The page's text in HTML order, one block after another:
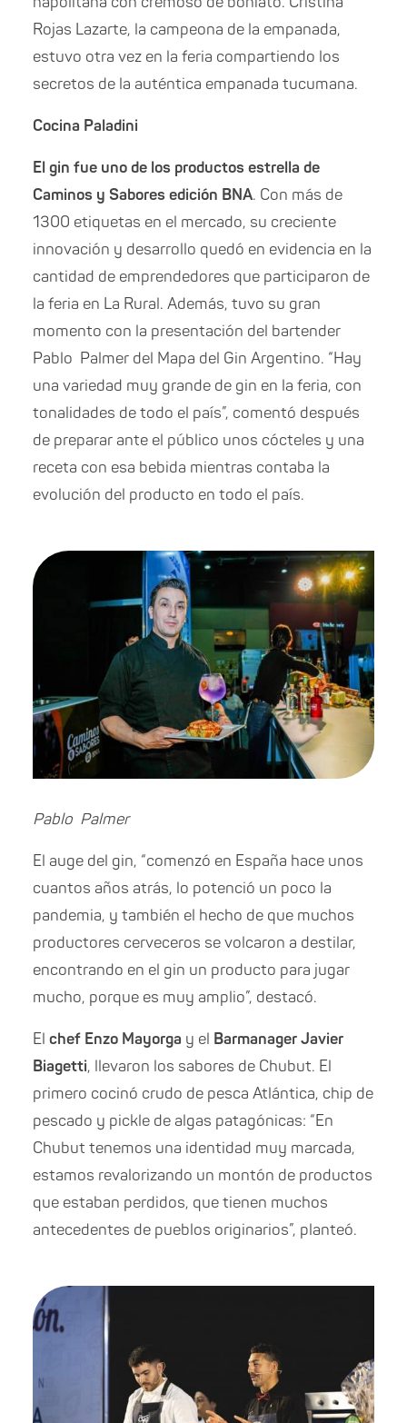
Rojas Lazarte, la campeona de la empanada,
estuvo otra vez en la feria compartiendo los
secretos de la auténtica empanada tucumana.
Cocina Paladini
El gin fue uno de los productos estrella de
Caminos y Sabores edición BNA. Con más de
1300 etiquetas en el mercado, su creciente
innovación y desarrollo quedó en evidencia en la
cantidad de emprendedores que participaron de
la feria en La Rural. Además, tuvo su gran
momento con la presentación del bartender
Pablo Palmer del Mapa del Gin Argentino. “Hay
una variedad muy grande de gin en la feria, con
tonalidades de todo el país”, comentó después
de preparar ante el público unos cócteles y una
receta con esa bebida mientras contaba la
evolución del producto en todo el país.
Pablo Palmer
El auge del gin, “comenzó en España hace unos
cuantos años atrás, lo potenció un poco la
pandemia, y también el hecho de que muchos
productores cerveceros se volcaron a destilar,
encontrando en el gin un producto para jugar
mucho, porque es muy amplio”, destacó.
El chef Enzo Mayorga y el Barmanager Javier
Biagetti, llevaron los sabores de Chubut. El
primero cocinó crudo de pesca Atlántica, chip de
pescado y pickle de algas patagónicas: “En
Chubut tenemos una identidad muy marcada,
estamos revalorizando un montón de productos
que estaban perdidos, que tienen muchos
antecedentes de pueblos originarios”, planteó.